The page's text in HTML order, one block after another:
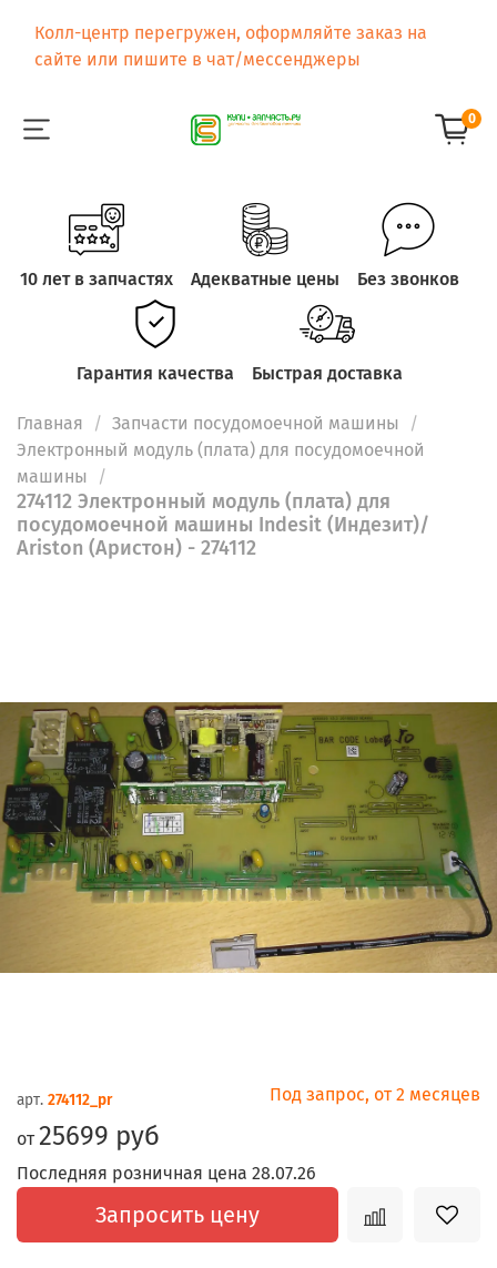
Колл-центр перегружен, оформляйте заказ на
сайте или пишите в чат/мессенджеры
0
10 лет в запчастях Адекватные цены Без звонков
Гарантия качества Быстрая доставка
Главная
Запчасти посудомоечной машины
Электронный модуль (плата) для посудомоечной
машины
274112 Электронный модуль (плата) для
посудомоечной машины Indesit (Индезит)/
Ariston (Аристон) - 274112
арт. 274112_pr Под запрос, от 2 месяцев
от25699 руб
Последняя розничная цена 28.07.26
Запросить цену